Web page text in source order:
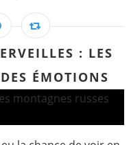
: LES
ÉMOTIONS